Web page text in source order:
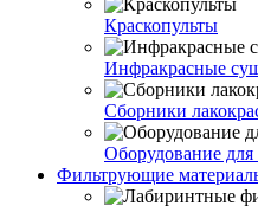
Краскопульты
Инфракрасные
Сборники
Оборудование для
Фильтрующие